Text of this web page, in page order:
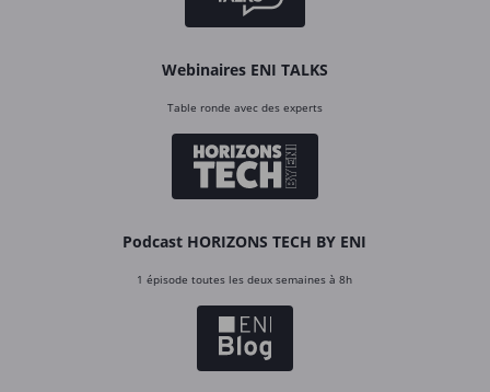
Webinaires ENI TALKS
Table ronde avec des experts
Podcast HORIZONS TECH BY ENI
1 épisode toutes les deux semaines à 8h